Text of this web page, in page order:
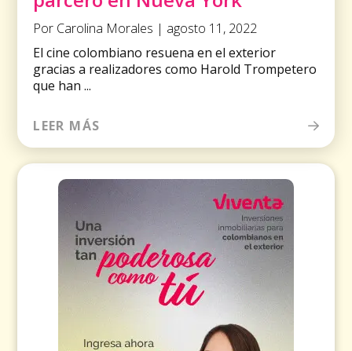
Por Carolina Morales | agosto 11, 2022
El cine colombiano resuena en el exterior
gracias a realizadores como Harold Trompetero
que han ...
LEER MÁS